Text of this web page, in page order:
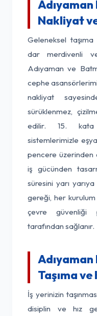
Nakliyat
Geleneksel
dar merdivenli
Adıyaman ve
cephe
nakliyat
sürüklenmez,
edilir. 15. kata
sistemlerimizle
pencere üzerinden
iş gücünden
süresini yarı
gereği, her
çevre güvenliği
tarafından sağlanır.
Taşıma
İş yerinizin
disiplin ve hız